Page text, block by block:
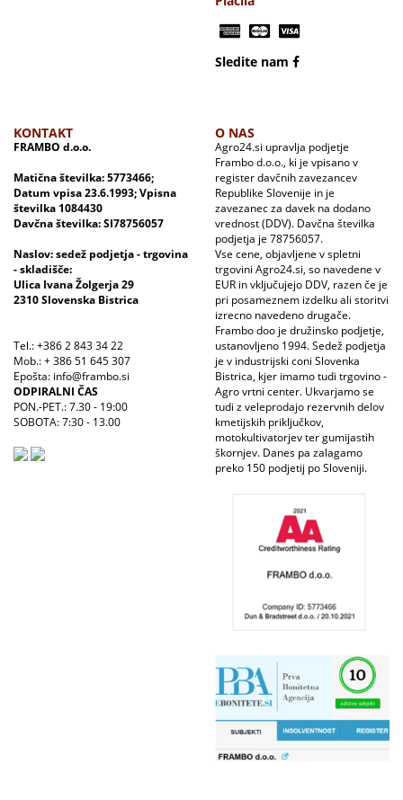
Sledite nam
KONTAKT
FRAMBO d.o.o.
Matična številka: 5773466;
Datum vpisa 23.6.1993; Vpisna
številka 1084430
Davčna številka: SI78756057
Naslov: sedež podjetja - trgovina
- skladišče:
Ulica Ivana Žolgerja 29
2310 Slovenska Bistrica
Tel.: +386 2 843 34 22
Mob.: + 386 51 645 307
Epošta: info@frambo.si
ODPIRALNI ČAS
PON.-PET.: 7.30 - 19:00
SOBOTA: 7:30 - 13.00
O NAS
Agro24.si upravlja podjetje
Frambo d.o.o., ki je vpisano v
register davčnih zavezancev
Republike Slovenije in je
zavezanec za davek na dodano
vrednost (DDV). Davčna številka
podjetja je 78756057.
Vse cene, objavljene v spletni
trgovini Agro24.si, so navedene v
EUR in vključujejo DDV, razen če je
pri posameznem izdelku ali storitvi
izrecno navedeno drugače.
Frambo doo je družinsko podjetje,
ustanovljeno 1994. Sedež podjetja
je v industrijski coni Slovenka
Bistrica, kjer imamo tudi trgovino -
Agro vrtni center. Ukvarjamo se
tudi z veleprodajo rezervnih delov
kmetijskih priključkov,
motokultivatorjev ter gumijastih
škornjev. Danes pa zalagamo
preko 150 podjetij po Sloveniji.